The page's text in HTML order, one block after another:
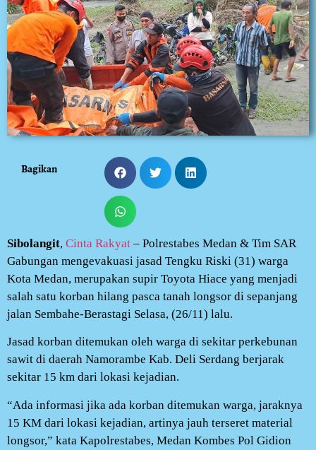
Bagikan
Sibolangit, Cinta Rakyat – Polrestabes Medan & Tim SAR
Gabungan mengevakuasi jasad Tengku Riski (31) warga
Kota Medan, merupakan supir Toyota Hiace yang menjadi
salah satu korban hilang pasca tanah longsor di sepanjang
jalan Sembahe-Berastagi Selasa, (26/11) lalu.
Jasad korban ditemukan oleh warga di sekitar perkebunan
sawit di daerah Namorambe Kab. Deli Serdang berjarak
sekitar 15 km dari lokasi kejadian.
“Ada informasi jika ada korban ditemukan warga, jaraknya
15 KM dari lokasi kejadian, artinya jauh terseret material
longsor,” kata Kapolrestabes, Medan Kombes Pol Gidion